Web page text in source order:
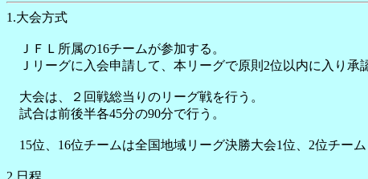
1.大会方式
ＪＦＬ所属の16チームが参加する。
Ｊリーグに入会申請して、本リーグで原則2位以内に入り承
大会は、２回戦総当りのリーグ戦を行う。
試合は前後半各45分の90分で行う。
15位、16位チームは全国地域リーグ決勝大会1位、2位チーム
2.日程